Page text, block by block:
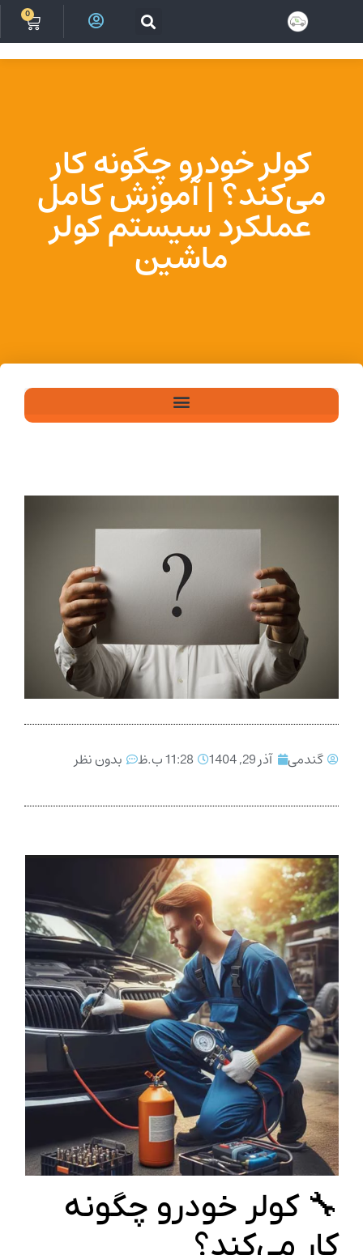
0
ورود
کولر خودرو چگونه کار
می‌کند؟ | آموزش کامل
عملکرد سیستم کولر
ماشین
گندمی آذر 29, 1404 11:28 ب.ظ بدون نظر
🔧 کولر خودرو چگونه